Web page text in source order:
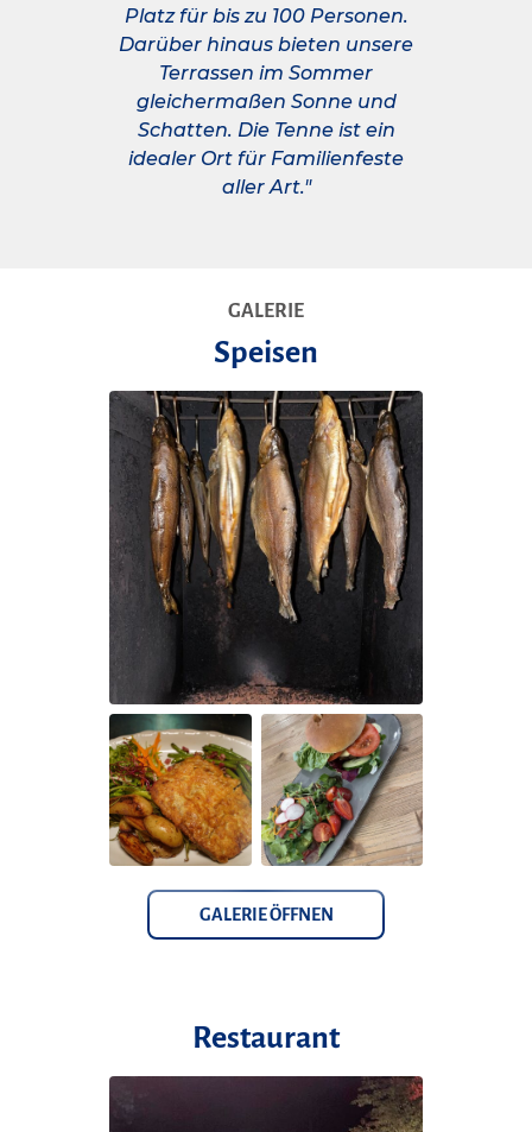
Platz für bis zu 100 Personen.
Darüber hinaus bieten unsere
Terrassen im Sommer
gleichermaßen Sonne und
Schatten. Die Tenne ist ein
idealer Ort für Familienfeste
aller Art."
GALERIE
Speisen
GALERIE ÖFFNEN
Restaurant